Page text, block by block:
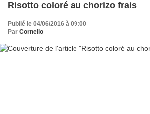
Risotto coloré au chorizo frais
Publié le 04/06/2016 à 09:00
Par Cornello